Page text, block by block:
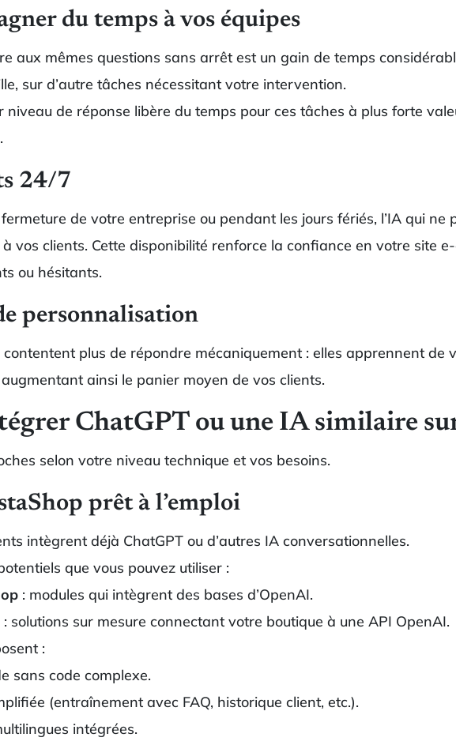
du temps à vos équipes
aux mêmes questions sans arrêt est un gain de temps
sur d’autre tâches nécessitant votre intervention.
niveau de réponse libère du temps pour ces tâches à plus forte
24/7
de votre entreprise ou pendant les jours fériés, l’IA qui
vos clients. Cette disponibilité renforce la confiance en votre site
ou hésitants.
personnalisation
plus de répondre mécaniquement : elles apprennent de
ainsi le panier moyen de vos clients.
ChatGPT ou une IA similaire
selon votre niveau technique et vos besoins.
prêt à l’emploi
intègrent déjà ChatGPT ou d’autres IA conversationnelles.
que vous pouvez utiliser :
: modules qui intègrent des bases d’OpenAI.
: solutions sur mesure connectant votre boutique à une API OpenAI.
:
sans code complexe.
(entraînement avec FAQ, historique client, etc.).
intégrées.